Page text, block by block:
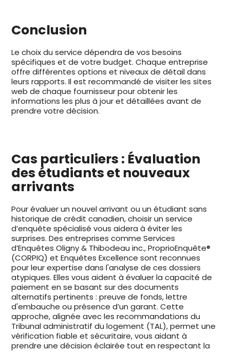
Conclusion
Le choix du service dépendra de vos besoins
spécifiques et de votre budget. Chaque entreprise
offre différentes options et niveaux de détail dans
leurs rapports. Il est recommandé de visiter les sites
web de chaque fournisseur pour obtenir les
informations les plus à jour et détaillées avant de
prendre votre décision.
Cas particuliers : Évaluation
des étudiants et nouveaux
arrivants
Pour évaluer un nouvel arrivant ou un étudiant sans
historique de crédit canadien, choisir un service
d’enquête spécialisé vous aidera à éviter les
surprises. Des entreprises comme Services
d’Enquêtes Oligny & Thibodeau inc., ProprioEnquête®
(CORPIQ) et Enquêtes Excellence sont reconnues
pour leur expertise dans l'analyse de ces dossiers
atypiques. Elles vous aident à évaluer la capacité de
paiement en se basant sur des documents
alternatifs pertinents : preuve de fonds, lettre
d'embauche ou présence d’un garant. Cette
approche, alignée avec les recommandations du
Tribunal administratif du logement (TAL), permet une
vérification fiable et sécuritaire, vous aidant à
prendre une décision éclairée tout en respectant la